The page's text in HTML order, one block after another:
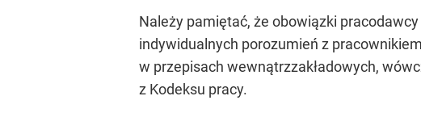
Należy pamiętać, że obowiązki
indywidualnych porozumień z
w przepisach wewnątrzzakładowych,
z Kodeksu pracy.